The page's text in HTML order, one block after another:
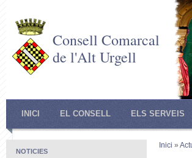
Consell Comarcal
de l'Alt Urgell
INICI EL CONSELL ELS SERVEIS
NOTICIES
Inici »